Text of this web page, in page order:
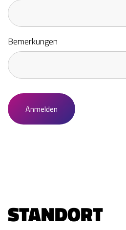
Bemerkungen
STANDORT